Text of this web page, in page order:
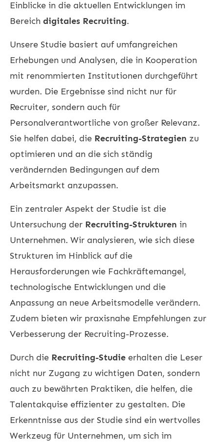
Einblicke in die aktuellen Entwicklungen im
Bereich digitales Recruiting.
Unsere Studie basiert auf umfangreichen
Erhebungen und Analysen, die in Kooperation
mit renommierten Institutionen durchgeführt
wurden. Die Ergebnisse sind nicht nur für
Recruiter, sondern auch für
Personalverantwortliche von großer Relevanz.
Sie helfen dabei, die Recruiting-Strategien zu
optimieren und an die sich ständig
verändernden Bedingungen auf dem
Arbeitsmarkt anzupassen.
Ein zentraler Aspekt der Studie ist die
Untersuchung der Recruiting-Strukturen in
Unternehmen. Wir analysieren, wie sich diese
Strukturen im Hinblick auf die
Herausforderungen wie Fachkräftemangel,
technologische Entwicklungen und die
Anpassung an neue Arbeitsmodelle verändern.
Zudem bieten wir praxisnahe Empfehlungen zur
Verbesserung der Recruiting-Prozesse.
Durch die Recruiting-Studie erhalten die Leser
nicht nur Zugang zu wichtigen Daten, sondern
auch zu bewährten Praktiken, die helfen, die
Talentakquise effizienter zu gestalten. Die
Erkenntnisse aus der Studie sind ein wertvolles
Werkzeug für Unternehmen, um sich im